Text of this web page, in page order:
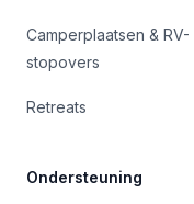
Camperplaatsen & RV-
stopovers
Retreats
Ondersteuning